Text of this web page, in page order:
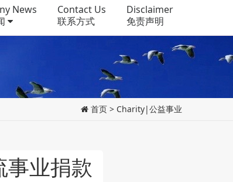
News
Contact Us
联系方式
Disclaimer
免责声明
首页 > Charity|公益事业
业捐款